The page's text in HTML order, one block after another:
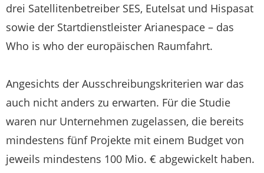
drei Satellitenbetreiber SES, Eutelsat und Hispasat
sowie der Startdienstleister Arianespace – das
Who is who der europäischen Raumfahrt.
Angesichts der Ausschreibungskriterien war das
auch nicht anders zu erwarten. Für die Studie
waren nur Unternehmen zugelassen, die bereits
mindestens fünf Projekte mit einem Budget von
jeweils mindestens 100 Mio. € abgewickelt haben.